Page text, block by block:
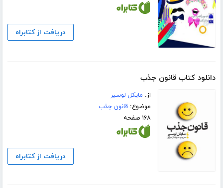
دریافت از کتابراه
دانلود کتاب قانون جذب
از: مایکل لوسیر
موضوع:قانون جذب
۱۶۸ صفحه
دریافت از کتابراه